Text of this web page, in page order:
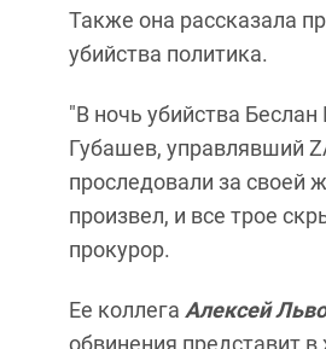
Также она рассказала
убийства политика.
"В ночь убийства
Губашев, управлявший
проследовали за
произвел, и все трое
прокурор.
Ее коллега Алексей